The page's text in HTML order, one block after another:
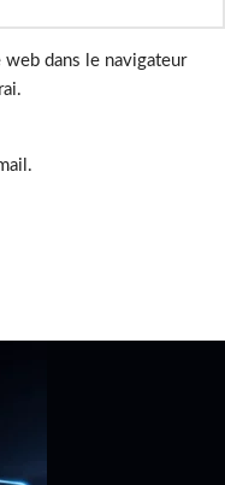
dans le navigateur